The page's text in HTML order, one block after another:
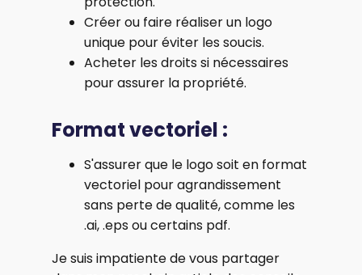
Créer ou faire réaliser un logo
unique pour éviter les soucis.
Acheter les droits si nécessaires
pour assurer la propriété.
Format vectoriel :
S'assurer que le logo soit en format
vectoriel pour agrandissement
sans perte de qualité, comme les
.ai, .eps ou certains pdf.
Je suis impatiente de vous partager